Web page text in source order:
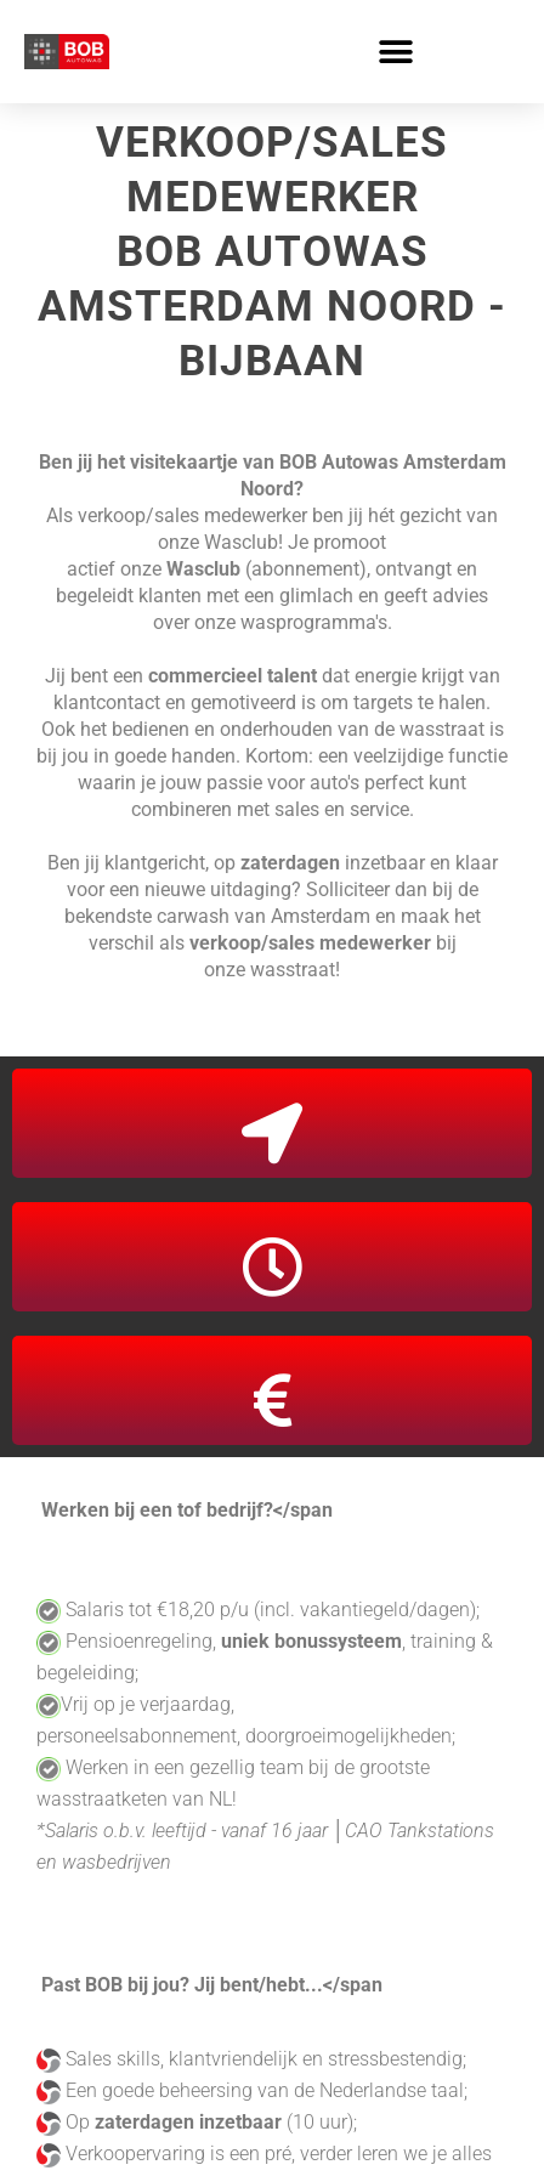
content
VERKOOP/SALES
MEDEWERKER
BOB AUTOWAS
AMSTERDAM NOORD -
BIJBAAN
Ben jij het visitekaartje van BOB Autowas Amsterdam
Noord?
Als verkoop/sales medewerker ben jij hét gezicht van
onze Wasclub! Je promoot
actief onze Wasclub (abonnement), ontvangt en
begeleidt klanten met een glimlach en geeft advies
over onze wasprogramma's.
Jij bent een commercieel talent dat energie krijgt van
klantcontact en gemotiveerd is om targets te halen.
Ook het bedienen en onderhouden van de wasstraat is
bij jou in goede handen. Kortom: een veelzijdige functie
waarin je jouw passie voor auto's perfect kunt
combineren met sales en service.
Ben jij klantgericht, op zaterdagen inzetbaar en klaar
voor een nieuwe uitdaging? Solliciteer dan bij de
bekendste carwash van Amsterdam en maak het
verschil als verkoop/sales medewerker bij
onze wasstraat!
Amsterdam-Noord
Bijbaan op zaterdagen - 10 uur
Salaris tot €18,20 p/u
Werken bij een tof bedrijf?</span
Salaris tot €18,20 p/u (incl. vakantiegeld/dagen);
Pensioenregeling, uniek bonussysteem, training &
begeleiding;
Vrij op je verjaardag,
personeelsabonnement, doorgroeimogelijkheden;
Werken in een gezellig team bij de grootste
wasstraatketen van NL!
*Salaris o.b.v. leeftijd - vanaf 16 jaar │CAO Tankstations
en wasbedrijven
Past BOB bij jou? Jij bent/hebt...</span
Sales skills, klantvriendelijk en stressbestendig;
Een goede beheersing van de Nederlandse taal;
Op zaterdagen inzetbaar (10 uur);
Verkoopervaring is een pré, verder leren we je alles